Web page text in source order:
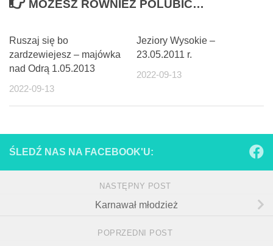
MOŻESZ RÓWNIEŻ POLUBIĆ…
Ruszaj się bo
zardzewiejesz – majówka
nad Odrą 1.05.2013
2022-09-13
Jeziory Wysokie –
23.05.2011 r.
2022-09-13
ŚLEDŹ NAS NA FACEBOOK'U:
NASTĘPNY POST
Karnawał młodzież
POPRZEDNI POST